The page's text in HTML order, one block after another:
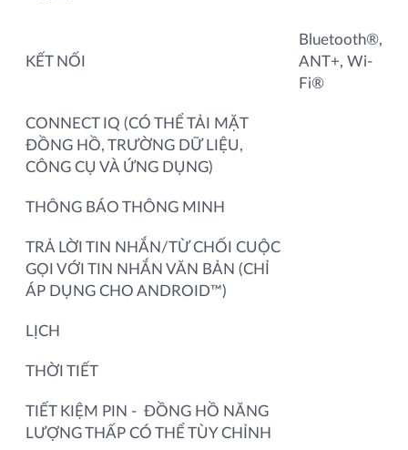
KẾT NỐI
Bluetooth®,
ANT+, Wi-
Fi®
CONNECT IQ (CÓ THỂ TẢI MẶT
ĐỒNG HỒ, TRƯỜNG DỮ LIỆU,
CÔNG CỤ VÀ ỨNG DỤNG)
THÔNG BÁO THÔNG MINH
TRẢ LỜI TIN NHẮN/TỪ CHỐI CUỘC
GỌI VỚI TIN NHẮN VĂN BẢN (CHỈ
ÁP DỤNG CHO ANDROID™)
LỊCH
THỜI TIẾT
TIẾT KIỆM PIN - ĐỒNG HỒ NĂNG
LƯỢNG THẤP CÓ THỂ TÙY CHỈNH